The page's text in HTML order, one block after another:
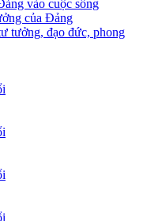
vào cuộc sống
của Đảng
tưởng, đạo đức, phong